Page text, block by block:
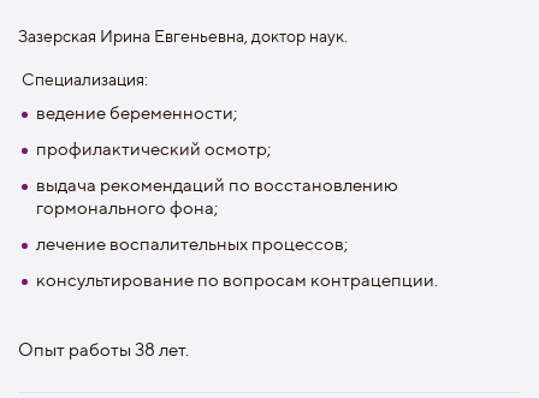
Зазерская Ирина Евгеньевна, доктор наук.
Специализация:
ведение беременности;
профилактический осмотр;
выдача рекомендаций по восстановлению
гормонального фона;
лечение воспалительных процессов;
консультирование по вопросам контрацепции.
Опыт работы 38 лет.